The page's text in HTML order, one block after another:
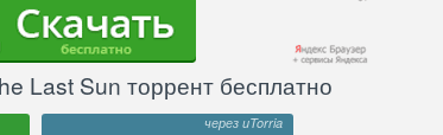
Last Sun торрент бесплатно